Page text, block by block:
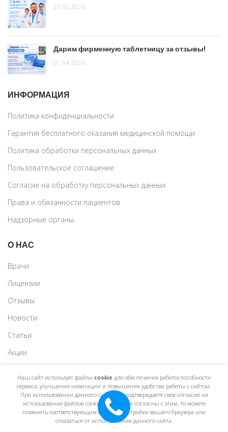
21.06.2026
Дарим фирменную таблетницу за отзывы!
01.04.2026
ИНФОРМАЦИЯ
Политика конфиденциальности
Гарантия бесплатного оказания медицинской помощи
Политика обработки персональных данных
Пользовательское соглашение
Согласие на обработку персональных данных
Права и обязанности пациентов
Надзорные органы
О НАС
Врачи
Лицензии
Отзывы
Новости
Статьи
Акции
МЕДИЦИНСКИЙ ЦЕНТР «ЕвроМедика» 2022
Наш сайт использует файлы cookie для обеспечения работоспособности
сервиса, улучшения навигации и повышения удобства работы с сайтом.
При использовании данного сайта, вы подтверждаете свое согласие на
использование файлов cookie. Если вы не согласны с этим, то можете
поменять соответствующим образом настройки вашего браузера или
отказаться от использования данного сайта.